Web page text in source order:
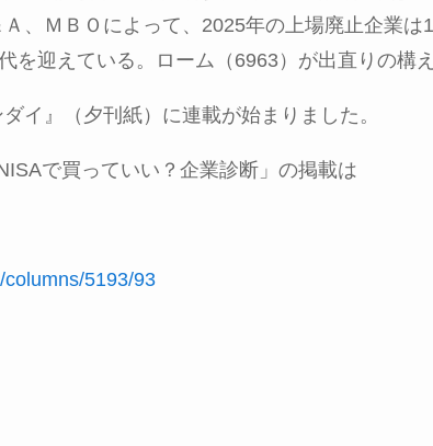
、ＭＢＯによって、 2025年の上場廃止企業は
を迎えている。ローム（ 6963）が出直りの構え
イ』（夕刊紙）に連載が始まりました。
で買っていい？企業診断」の掲載は
5193/93